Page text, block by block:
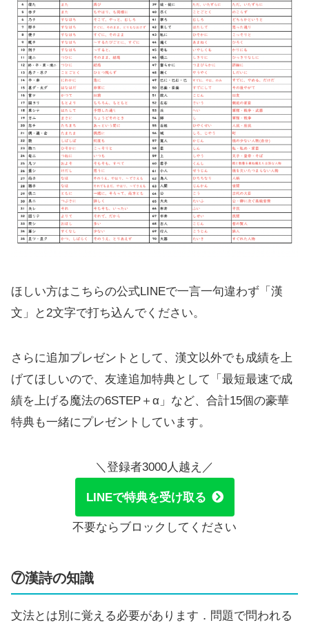
ほしい方はこちらの公式LINEで一言一句違わず「漢
文」と2文字で打ち込んでください。
さらに追加プレゼントとして、漢文以外でも成績を上
げてほしいので、友達追加特典として「最短最速で成
績を上げる魔法の6STEP＋α」など、合計15個の豪華
特典も一緒にプレゼントしています。
＼登録者3000人越え／
LINEで特典を受け取る
不要ならブロックしてください
⑦漢詩の知識
文法とは別に覚える必要があります．問題で問われる